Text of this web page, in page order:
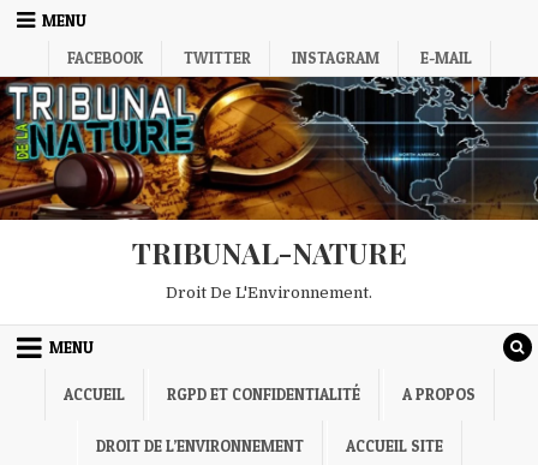
Skip
MENU
FACEBOOK
TWITTER INSTAGRAM E-MAIL
TRIBUNAL-NATURE
Droit De L'Environnement.
MENU
ACCUEIL RGPD ET CONFIDENTIALITÉ A PROPOS
DROIT DE L’ENVIRONNEMENT ACCUEIL SITE